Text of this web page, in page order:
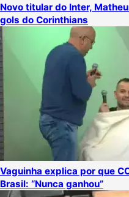
Novo titular do Inter,
gols do Corinthians
Vaguinha explica por que
Brasil: “Nunca ganhou”